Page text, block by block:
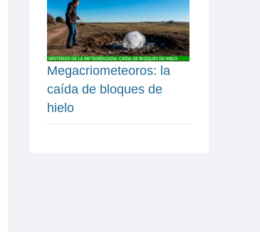
Megacriometeoros: la
caída de bloques de
hielo